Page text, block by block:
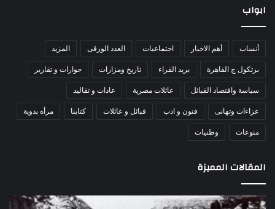
ابواب
أنساب أهم الاخبار اجتماعيات العدد الورقى المزيد
برتكول ج القاهرة بريد القراء تاريخ ومزارات حوارات و تقارير
سياسة واقتصاد القبائل عائلات مصرية عادات و تقاليد
عزاءات وتهانى فنون و ادب قبائل و عائلات كتابنا مرأه بدوية
منوعات وطنيات
المقالات المميزة
مذبحة